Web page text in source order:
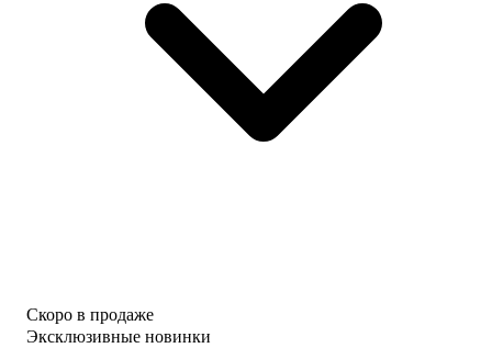
Скоро в продаже
Эксклюзивные новинки